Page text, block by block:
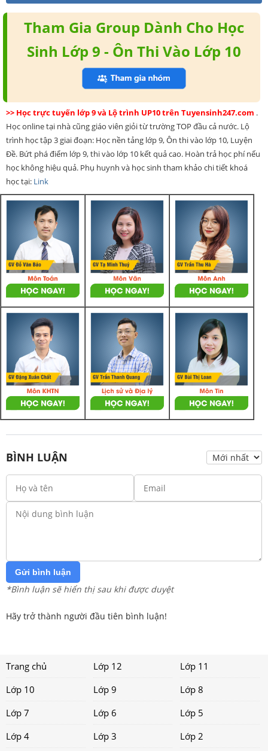
Tham Gia Group Dành Cho Học
Sinh Lớp 9 - Ôn Thi Vào Lớp 10
>> Học trực tuyến lớp 9 và Lộ trình UP10 trên Tuyensinh247.com .
Học online tại nhà cũng giáo viên giỏi từ trường TOP đầu cả nước. Lộ
trình học tập 3 giai đoạn: Học nền tảng lớp 9, Ôn thi vào lớp 10, Luyện
Đề. Bứt phá điểm lớp 9, thi vào lớp 10 kết quả cao. Hoàn trả học phí nếu
học không hiệu quả. Phụ huynh và học sinh tham khảo chi tiết khoá
học tại: Link
BÌNH LUẬN
Gửi bình luận
*Bình luận sẽ hiển thị sau khi được duyệt
Hãy trở thành người đầu tiên bình luận!
Trang chủ Lớp 12
Lớp 11
Lớp 10
Lớp 9
Lớp 8
Lớp 7
Lớp 6
Lớp 5
Lớp 4
Lớp 3 Lớp 2